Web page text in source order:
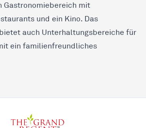
Gastronomiebereich mit
und ein Kino. Das
auch Unterhaltungsbereiche für
ein familienfreundliches